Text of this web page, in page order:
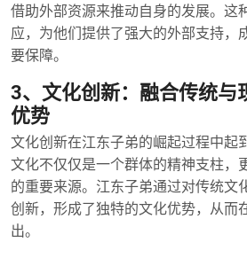
借助外部资源来推动自身的发展。这
应，为他们提供了强大的外部支持，
要保障。
3、文化创新：融合传统与
优势
文化创新在江东子弟的崛起过程中起
文化不仅仅是一个群体的精神支柱，
的重要来源。江东子弟通过对传统文
创新，形成了独特的文化优势，从而
出。